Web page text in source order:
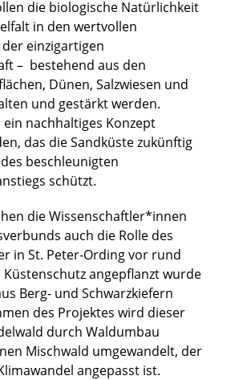
die biologische Natürlichkeit
in den wertvollen
einzigartigen
– bestehend aus den
Dünen, Salzwiesen und
und gestärkt werden.
ein nachhaltiges Konzept
das die Sandküste zukünftig
beschleunigten
schützt.
die Wissenschaftler*innen
auch die Rolle des
in St. Peter-Ording vor rund
Küstenschutz angepflanzt wurde
Berg- und Schwarzkiefern
des Projektes wird dieser
durch Waldumbau
Mischwald umgewandelt, der
angepasst ist.